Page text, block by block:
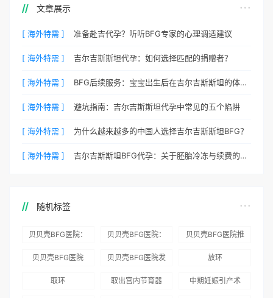
文章展示
[ 海外特需 ] 准备赴吉代孕？听听BFG专家的心理调适建议
[ 海外特需 ] 吉尔吉斯斯坦代孕：如何选择匹配的捐赠者？
[ 海外特需 ] BFG后续服务：宝宝出生后在吉尔吉斯斯坦的体检与回国
[ 海外特需 ] 避坑指南：吉尔吉斯斯坦代孕中常见的五个陷阱
[ 海外特需 ] 为什么越来越多的中国人选择吉尔吉斯斯坦BFG？
[ 海外特需 ] 吉尔吉斯斯坦BFG代孕：关于胚胎冷冻与续费的说明
随机标签
贝贝壳BFG医院：
务
贝贝壳BFG医院：
术”和“法律支持”
贝贝壳BFG医院推
贝贝壳BFG医院
贝贝壳BFG医院发
放环
取环 取出宫内节育器 中期妊娠引产术